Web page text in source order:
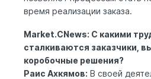
время реализации заказа.
Market.CNews: С какими
сталкиваются заказчики,
коробочные решения?
Раис Ахкямов: В своей